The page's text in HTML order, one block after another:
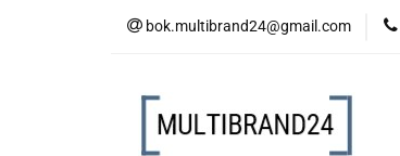
bok.multibrand24@gmail.com
MEBLE